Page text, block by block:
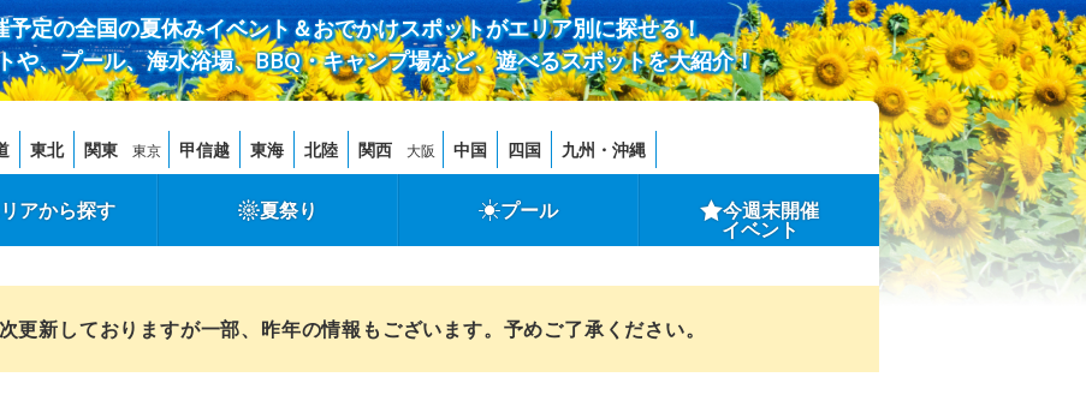
予定の全国の夏休みイベント＆おでかけスポットがエリア別に探せる！
や、プール、海水浴場、BBQ・キャンプ場など、遊べるスポットを大紹介！
東北 関東 東京 甲信越 東海 北陸 関西 大阪 中国 四国 九州・沖縄
アから探す 夏祭り プール 今週末開催
イベント
更新しておりますが一部、昨年の情報もございます。予めご了承ください。